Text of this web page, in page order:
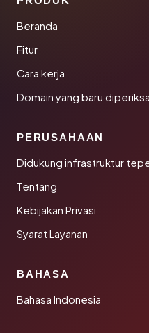
Beranda
Fitur
Cara kerja
Domain yang baru diperiksa
PERUSAHAAN
Didukung infrastruktur
Tentang
Kebijakan Privasi
Syarat Layanan
BAHASA
Bahasa Indonesia